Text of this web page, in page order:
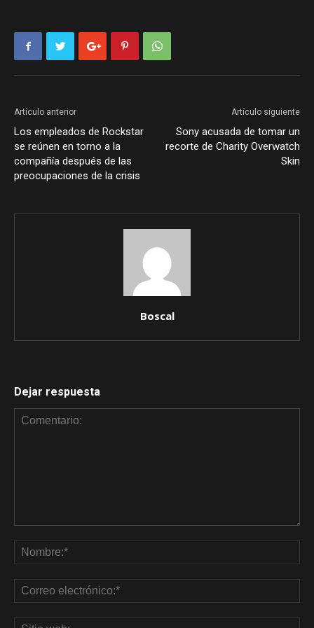
Artículo anterior
Los empleados de Rockstar
se reúnen en torno a la
compañía después de las
preocupaciones de la crisis
Artículo siguiente
Sony acusada de tomar un
recorte de Charity Overwatch
Skin
Boscal
Dejar respuesta